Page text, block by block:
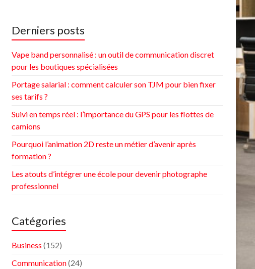
Derniers posts
Vape band personnalisé : un outil de communication discret
pour les boutiques spécialisées
Portage salarial : comment calculer son TJM pour bien fixer
ses tarifs ?
Suivi en temps réel : l’importance du GPS pour les flottes de
camions
Pourquoi l’animation 2D reste un métier d’avenir après
formation ?
Les atouts d’intégrer une école pour devenir photographe
professionnel
Catégories
Business (152)
Communication(24)